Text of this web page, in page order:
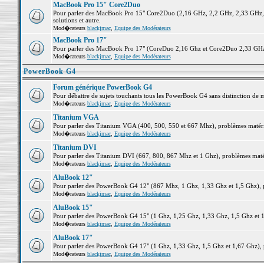
MacBook Pro 15" Core2Duo
Pour parler des MacBook Pro 15" Core2Duo (2,16 GHz, 2,2 GHz, 2,33
solutions et autre.
Mod�rateurs blackjmac, Equipe des Modérateurs
MacBook Pro 17"
Pour parler des MacBook Pro 17" (CoreDuo 2,16 Ghz et Core2Duo 2,33
Mod�rateurs blackjmac, Equipe des Modérateurs
PowerBook G4
Forum générique PowerBook G4
Pour débattre de sujets touchants tous les PowerBook G4 sans distinction de
Mod�rateurs blackjmac, Equipe des Modérateurs
Titanium VGA
Pour parler des Titanium VGA (400, 500, 550 et 667 Mhz), problèmes
Mod�rateurs blackjmac, Equipe des Modérateurs
Titanium DVI
Pour parler des Titanium DVI (667, 800, 867 Mhz et 1 Ghz), problèmes
Mod�rateurs blackjmac, Equipe des Modérateurs
AluBook 12"
Pour parler des PowerBook G4 12" (867 Mhz, 1 Ghz, 1,33 Ghz et 1,5 Ghz),
Mod�rateurs blackjmac, Equipe des Modérateurs
AluBook 15"
Pour parler des PowerBook G4 15" (1 Ghz, 1,25 Ghz, 1,33 Ghz, 1,5 Ghz et
Mod�rateurs blackjmac, Equipe des Modérateurs
AluBook 17"
Pour parler des PowerBook G4 17" (1 Ghz, 1,33 Ghz, 1,5 Ghz et 1,67 Ghz),
Mod�rateurs blackjmac, Equipe des Modérateurs